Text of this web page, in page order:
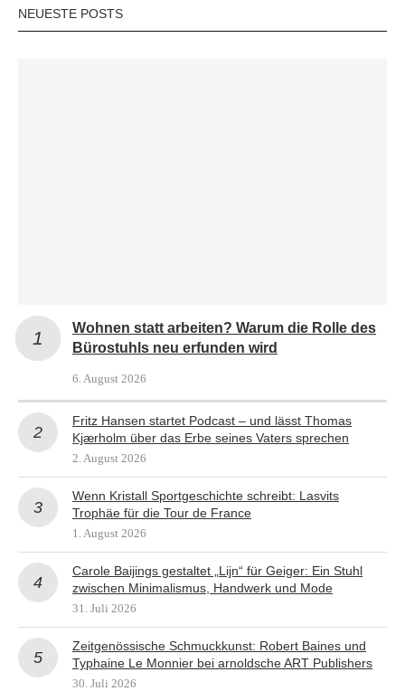
NEUESTE POSTS
Wohnen statt arbeiten? Warum die Rolle des
Bürostuhls neu erfunden wird
6. August 2026
Fritz Hansen startet Podcast – und lässt Thomas
Kjærholm über das Erbe seines Vaters sprechen
2. August 2026
Wenn Kristall Sportgeschichte schreibt: Lasvits
Trophäe für die Tour de France
1. August 2026
Carole Baijings gestaltet „Lijn“ für Geiger: Ein Stuhl
zwischen Minimalismus, Handwerk und Mode
31. Juli 2026
Zeitgenössische Schmuckkunst: Robert Baines und
Typhaine Le Monnier bei arnoldsche ART Publishers
30. Juli 2026